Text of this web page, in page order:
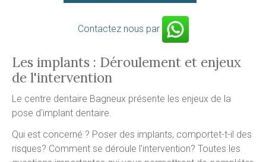
Contactez nous par
Les implants : Déroulement et enjeux
de l'intervention
Le centre dentaire Bagneux présente les enjeux de la
pose d'implant dentaire.
Qui est concerné ? Poser des implants, comportet-t-il des
risques? Comment se déroule l'intervention? Toutes les